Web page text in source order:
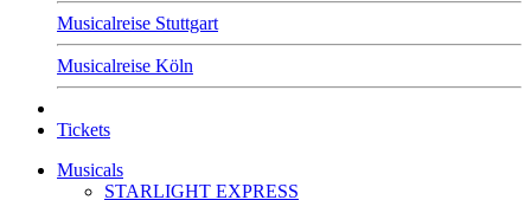
Musicalreise Stuttgart
Musicalreise Köln
Tickets
Musicals
STARLIGHT EXPRESS